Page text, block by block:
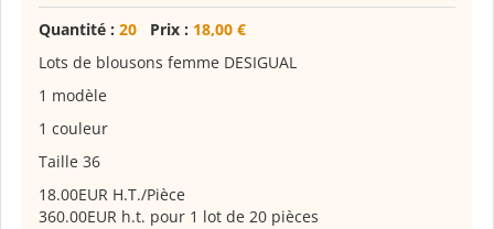
Quantité : 20 Prix : 18,00 €
Lots de blousons femme DESIGUAL
1 modèle
1 couleur
Taille 36
18.00EUR H.T./Pièce
360.00EUR h.t. pour 1 lot de 20 pièces